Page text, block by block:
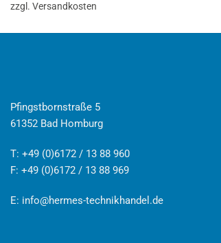
zzgl. Versandkosten
Pfingstbornstraße 5
61352 Bad Homburg
T: +49 (0)6172 / 13 88 960
F: +49 (0)6172 / 13 88 969
E: info@hermes-technikhandel.de